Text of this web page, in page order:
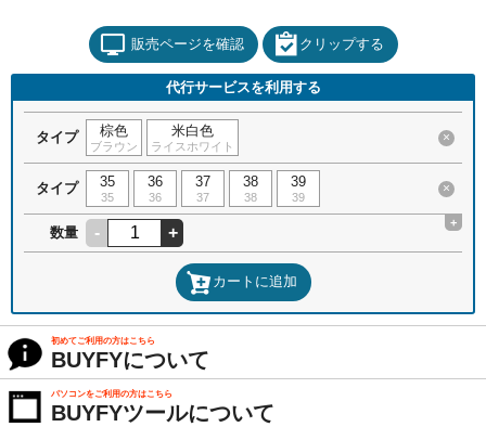
販売ページを確認 クリップする
代行サービスを利用する
タイプ 棕色
ブラウン
米白色
ライスホワイト
×
タイプ 35
35
36
36
37
37
38
38
39
39
×
数量 - +
+
カートに追加
初めてご利用の方はこちら
BUYFYについて
パソコンをご利用の方はこちら
BUYFYツールについて